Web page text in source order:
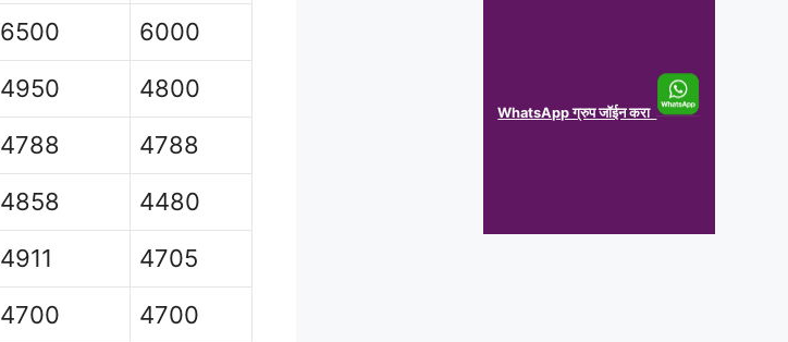
6500
6000
4950
4800
4788
4788
4858
4480
4911
4705
4700
4700
WhatsApp ग्रुप जॉईन करा